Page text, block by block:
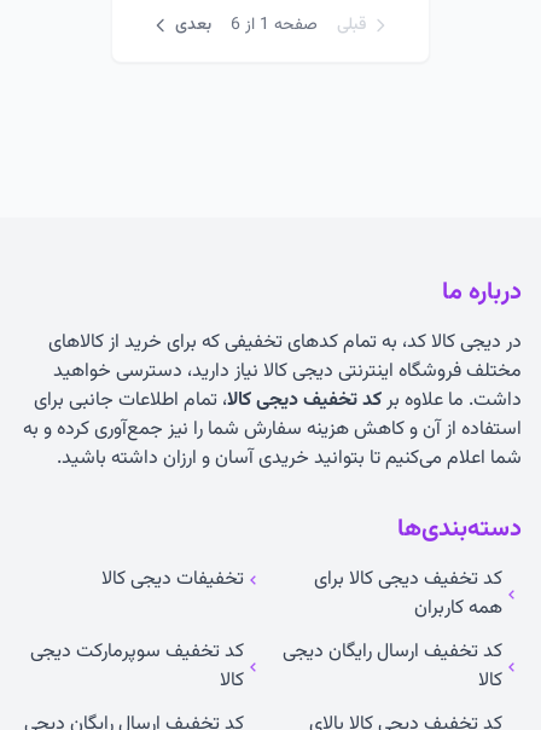
قبلی صفحه 1 از 6 بعدی
درباره ما
در دیجی کالا کد، به تمام کدهای تخفیفی که برای خرید از کالاهای
مختلف فروشگاه اینترنتی دیجی کالا نیاز دارید، دسترسی خواهید
داشت. ما علاوه برکد تخفیف دیجی کالا، تمام اطلاعات جانبی برای
استفاده از آن و کاهش هزینه سفارش شما را نیز جمع‌آوری کرده و به
شما اعلام می‌کنیم تا بتوانید خریدی آسان و ارزان داشته باشید.
دسته‌بندی‌ها
کد تخفیف دیجی کالا برای
همه کاربران
تخفیفات دیجی کالا
کد تخفیف ارسال رایگان دیجی
کالا
کد تخفیف سوپرمارکت دیجی
کالا